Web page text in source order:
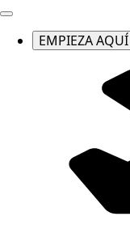
EMPIEZA AQUÍ